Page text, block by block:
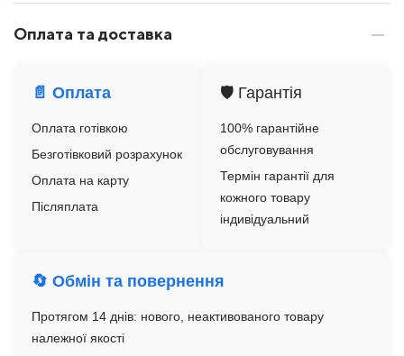
Оплата та доставка
📄 Оплата
Оплата готівкою
Безготівковий розрахунок
Оплата на карту
Післяплата
🛡️ Гарантія
100% гарантійне
обслуговування
Термін гарантії для
кожного товару
індивідуальний
🔄 Обмін та повернення
Протягом 14 днів: нового, неактивованого товару
належної якості